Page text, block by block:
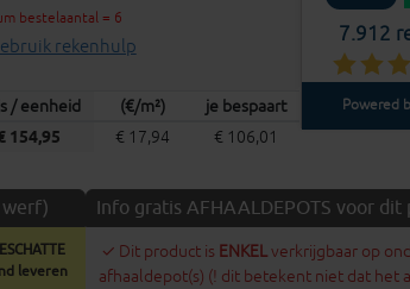
bestelaantal = 6
rekenhulp
/ eenheid (€/m²)
je bespaart
154,95 € 17,94 € 106,01
7.912
Powered
werf)
leveren
Info gratis AFHAALDEPOTS voor dit
✓ Dit product is ENKELverkrijgbaar op
afhaaldepot(s) (! dit betekent niet dat het